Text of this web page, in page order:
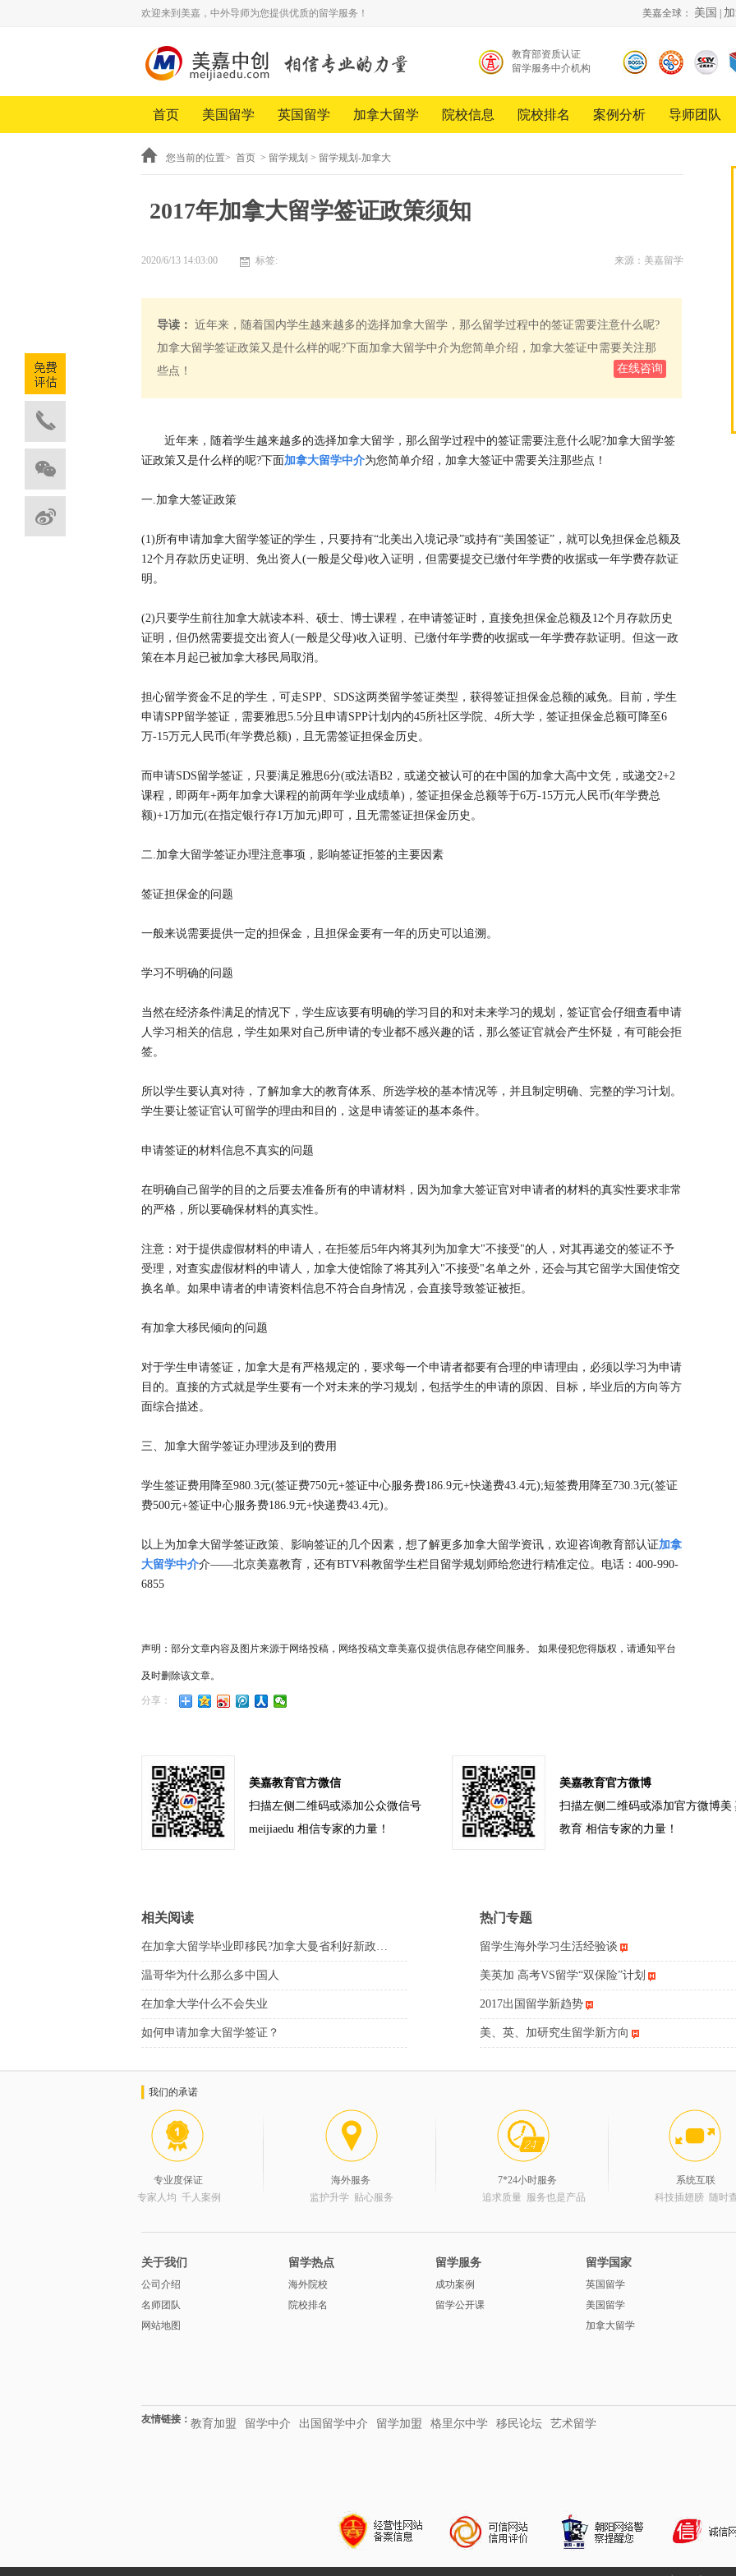
欢迎来到美嘉，中外导师为您提供优质的留学服务！ 美嘉全球： 美国
教育部资质认证
留学服务中介机构
留学
服务
行业
品牌
创新
发展
越》
栏目
合作
首页 美国留学 英国留学 加拿大留学 院校信息 院校排名 案例分析 导师团队
您当前的位置> 首页 > 留学规划 > 留学规划-加拿大
2017年加拿大留学签证政策须知
2020/6/13 14:03:00 标签: 来源：美嘉留学
导读： 近年来，随着国内学生越来越多的选择加拿大留学，那么留学过程中的签证需要注意什么呢?
加拿大留学签证政策又是什么样的呢?下面加拿大留学中介为您简单介绍，加拿大签证中需要关注那
些点！
在线咨询
近年来，随着学生越来越多的选择加拿大留学，那么留学过程中的签证需要注意什么呢?加拿大留学签
证政策又是什么样的呢?下面加拿大留学中介为您简单介绍，加拿大签证中需要关注那些点！
一.加拿大签证政策
(1)所有申请加拿大留学签证的学生，只要持有“北美出入境记录”或持有“美国签证”，就可以免担保金总额及
12个月存款历史证明、免出资人(一般是父母)收入证明，但需要提交已缴付年学费的收据或一年学费存款证
明。
(2)只要学生前往加拿大就读本科、硕士、博士课程，在申请签证时，直接免担保金总额及12个月存款历史
证明，但仍然需要提交出资人(一般是父母)收入证明、已缴付年学费的收据或一年学费存款证明。但这一政
策在本月起已被加拿大移民局取消。
担心留学资金不足的学生，可走SPP、SDS这两类留学签证类型，获得签证担保金总额的减免。目前，学生
申请SPP留学签证，需要雅思5.5分且申请SPP计划内的45所社区学院、4所大学，签证担保金总额可降至6
万-15万元人民币(年学费总额)，且无需签证担保金历史。
而申请SDS留学签证，只要满足雅思6分(或法语B2，或递交被认可的在中国的加拿大高中文凭，或递交2+2
课程，即两年+两年加拿大课程的前两年学业成绩单)，签证担保金总额等于6万-15万元人民币(年学费总
额)+1万加元(在指定银行存1万加元)即可，且无需签证担保金历史。
二.加拿大留学签证办理注意事项，影响签证拒签的主要因素
签证担保金的问题
一般来说需要提供一定的担保金，且担保金要有一年的历史可以追溯。
学习不明确的问题
当然在经济条件满足的情况下，学生应该要有明确的学习目的和对未来学习的规划，签证官会仔细查看申请
人学习相关的信息，学生如果对自己所申请的专业都不感兴趣的话，那么签证官就会产生怀疑，有可能会拒
签。
所以学生要认真对待，了解加拿大的教育体系、所选学校的基本情况等，并且制定明确、完整的学习计划。
学生要让签证官认可留学的理由和目的，这是申请签证的基本条件。
申请签证的材料信息不真实的问题
在明确自己留学的目的之后要去准备所有的申请材料，因为加拿大签证官对申请者的材料的真实性要求非常
的严格，所以要确保材料的真实性。
注意：对于提供虚假材料的申请人，在拒签后5年内将其列为加拿大"不接受"的人，对其再递交的签证不予
受理，对查实虚假材料的申请人，加拿大使馆除了将其列入"不接受"名单之外，还会与其它留学大国使馆交
换名单。如果申请者的申请资料信息不符合自身情况，会直接导致签证被拒。
有加拿大移民倾向的问题
对于学生申请签证，加拿大是有严格规定的，要求每一个申请者都要有合理的申请理由，必须以学习为申请
目的。直接的方式就是学生要有一个对未来的学习规划，包括学生的申请的原因、目标，毕业后的方向等方
面综合描述。
三、加拿大留学签证办理涉及到的费用
学生签证费用降至980.3元(签证费750元+签证中心服务费186.9元+快递费43.4元);短签费用降至730.3元(签证
费500元+签证中心服务费186.9元+快递费43.4元)。
以上为加拿大留学签证政策、影响签证的几个因素，想了解更多加拿大留学资讯，欢迎咨询教育部认证加拿
大留学中介介——北京美嘉教育，还有BTV科教留学生栏目留学规划师给您进行精准定位。电话：400-990-
6855
声明：部分文章内容及图片来源于网络投稿，网络投稿文章美嘉仅提供信息存储空间服务。 如果侵犯您得版权，请通知平台
及时删除该文章。
分享：
美嘉教育官方微信
扫描左侧二维码或添加公众微信号
meijiaedu 相信专家的力量！
美嘉教育官方微博
扫描左侧二维码或添加官方微博美
教育 相信专家的力量！
相关阅读
在加拿大留学毕业即移民?加拿大曼省利好新政…
温哥华为什么那么多中国人
在加拿大学什么不会失业
如何申请加拿大留学签证？
热门专题
留学生海外学习生活经验谈
美英加 高考VS留学“双保险”计划
2017出国留学新趋势
美、英、加研究生留学新方向
我们的承诺
专业度保证
专家人均 千人案例
海外服务
监护升学 贴心服务
7*24小时服务
追求质量 服务也是产品
系统互联
科技插翅膀 随时
关于我们
公司介绍
名师团队
网站地图
留学热点
海外院校
院校排名
留学服务
成功案例
留学公开课
留学国家
英国留学
美国留学
加拿大留学
友情链接： 教育加盟 留学中介 出国留学中介 留学加盟 格里尔中学 移民论坛 艺术留学